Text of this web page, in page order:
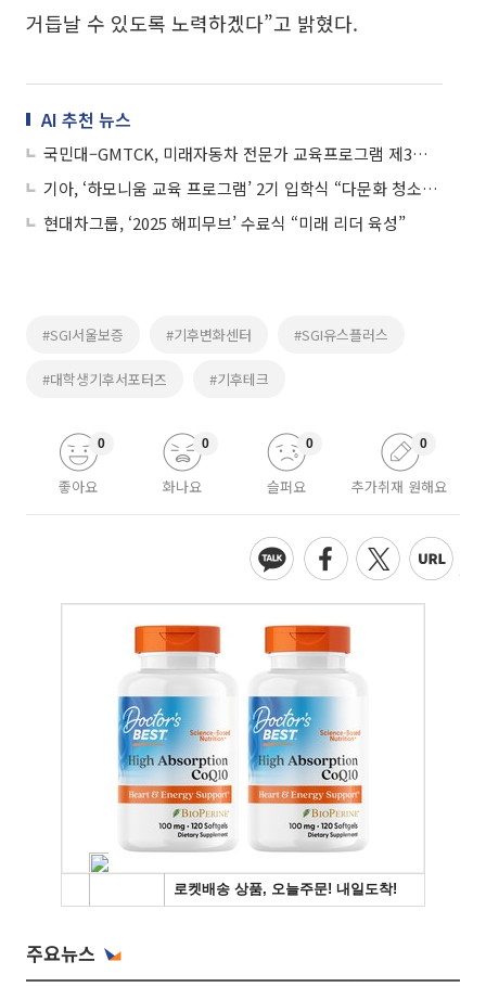
거듭날 수 있도록 노력하겠다”고 밝혔다.
AI 추천 뉴스
국민대–GMTCK, 미래자동차 전문가 교육프로그램 제3기 수료식 개최
기아, ‘하모니움 교육 프로그램’ 2기 입학식 “다문화 청소년 지원”
현대차그룹, ‘2025 해피무브’ 수료식 “미래 리더 육성”
#SGI서울보증 #기후변화센터 #SGI유스플러스
#대학생기후서포터즈 #기후테크
좋아요
0
화나요
0
슬퍼요
0
추가취재 원해요
0
주요뉴스